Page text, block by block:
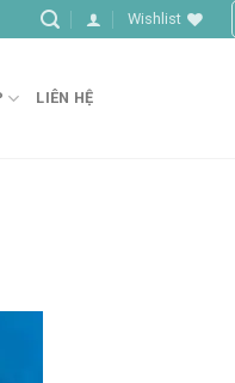
Wishlist
LIÊN HỆ